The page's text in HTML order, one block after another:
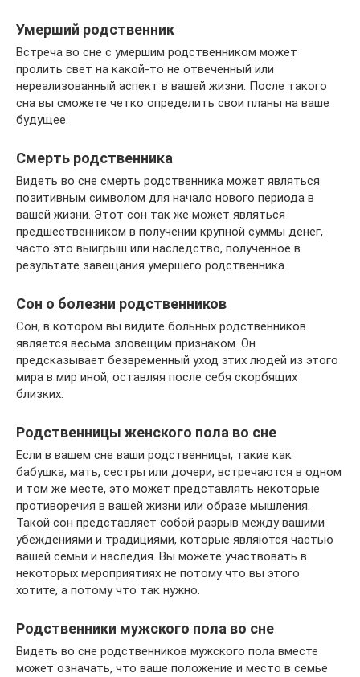
Умерший родственник
Встреча во сне с умершим родственником может
пролить свет на какой-то не отвеченный или
нереализованный аспект в вашей жизни. После такого
сна вы сможете четко определить свои планы на ваше
будущее.
Смерть родственника
Видеть во сне смерть родственника может являться
позитивным символом для начало нового периода в
вашей жизни. Этот сон так же может являться
предшественником в получении крупной суммы денег,
часто это выигрыш или наследство, полученное в
результате завещания умершего родственника.
Сон о болезни родственников
Сон, в котором вы видите больных родственников
является весьма зловещим признаком. Он
предсказывает безвременный уход этих людей из этого
мира в мир иной, оставляя после себя скорбящих
близких.
Родственницы женского пола во сне
Если в вашем сне ваши родственницы, такие как
бабушка, мать, сестры или дочери, встречаются в одном
и том же месте, это может представлять некоторые
противоречия в вашей жизни или образе мышления.
Такой сон представляет собой разрыв между вашими
убеждениями и традициями, которые являются частью
вашей семьи и наследия. Вы можете участвовать в
некоторых мероприятиях не потому что вы этого
хотите, а потому что так нужно.
Родственники мужского пола во сне
Видеть во сне родственников мужского пола вместе
может означать, что ваше положение и место в семье